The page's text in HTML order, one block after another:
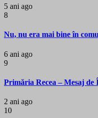
5 ani ago
8
Nu, nu era mai bine în
6 ani ago
9
Primăria Recea – Mesaj
2 ani ago
10